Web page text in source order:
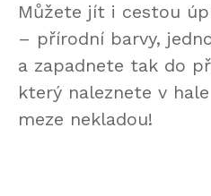
Můžete jít i cestou
– přírodní barvy,
a zapadnete tak do
který naleznete v
meze nekladou!